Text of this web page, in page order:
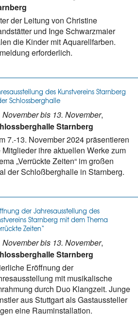
der Leitung von Christine
und Inge Schwarzmaier
die Kinder mit Aquarellfarben.
erforderlich.
des Kunstvereins Starnberg
Schlossberghalle
November bis 13. November,
Starnberg
7.-13. November 2024 präsentieren
Mitglieder ihre aktuellen Werke zum
„Verrückte Zeiten“ im großen
der Schloßberghalle in Starnberg.
der Jahresausstellung des
Starnberg mit dem Thema
Zeiten“
November bis 13. November,
Starnberg
Eröffnung der
mit musikalische
durch Duo Klangzeit. Junge
aus Stuttgart als Gastaussteller
eine Rauminstallation.